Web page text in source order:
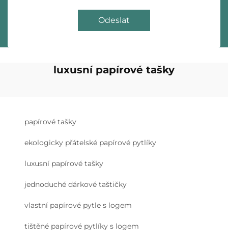
Odeslat
luxusní papírové tašky
papírové tašky
ekologicky přátelské papírové pytlíky
luxusní papírové tašky
jednoduché dárkové taštičky
vlastní papírové pytle s logem
tištěné papírové pytlíky s logem